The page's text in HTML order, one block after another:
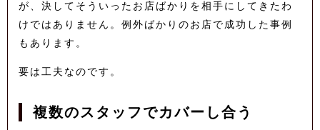
が、決してそういったお店ばかりを相手にしてきたわ
けではありません。例外ばかりのお店で成功した事例
もあります。
要は工夫なのです。
複数のスタッフでカバーし合う